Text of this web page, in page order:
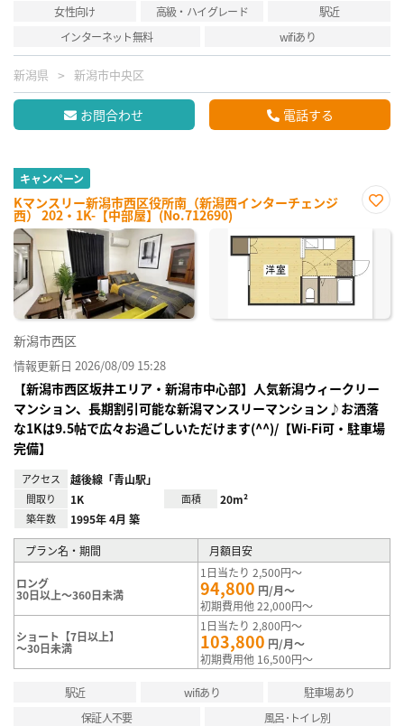
女性向け 高級・ハイグレード
駅近
インターネット無料
wifiあり
新潟県 新潟市中央区
お問合わせ 電話する
キャンペーン
Kマンスリー新潟市西区役所南（新潟西インターチェンジ
西） 202・1K-【中部屋】(No.712690)
に入
録
新潟市西区
情報更新日 2026/08/09 15:28
【新潟市西区坂井エリア・新潟市中心部】人気新潟ウィークリー
マンション、長期割引可能な新潟マンスリーマンション♪お洒落
な1Kは9.5帖で広々お過ごしいただけます(^^)/【Wi-Fi可・駐車場
完備】
アクセス 越後線「青山駅」
間取り 1K 面積 20m²
築年数 1995年 4月 築
プラン名・期間 月額目安
ロング
30日以上～360日未満
1日当たり 2,500円～
94,800 円/月～
初期費用他 22,000円～
ショート【7日以上】
～30日未満
1日当たり 2,800円～
103,800 円/月～
初期費用他 16,500円～
駅近 wifiあり
駐車場あり
保証人不要
風呂･トイレ別